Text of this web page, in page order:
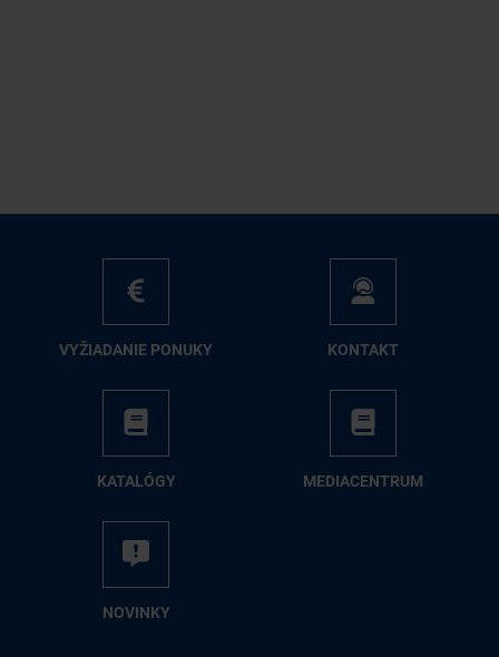
VY­ŽIA­DA­NIE PO­NU­KY KON­TAKT
KA­TA­LÓ­GY ME­DIA­CEN­TRUM
NO­VIN­KY